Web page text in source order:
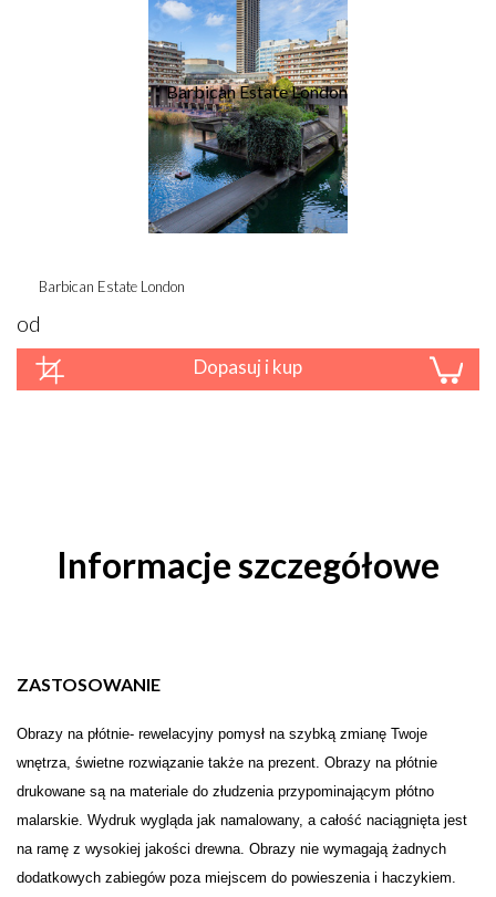
Barbican Estate London
od
Dopasuj i kup
Informacje szczegółowe
ZASTOSOWANIE
Obrazy na płótnie- rewelacyjny pomysł na szybką zmianę Twoje
wnętrza, świetne rozwiązanie także na prezent. Obrazy na płótnie
drukowane są na materiale do złudzenia przypominającym płótno
malarskie. Wydruk wygląda jak namalowany, a całość naciągnięta jest
na ramę z wysokiej jakości drewna. Obrazy nie wymagają żadnych
dodatkowych zabiegów poza miejscem do powieszenia i haczykiem.